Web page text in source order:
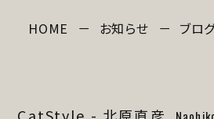
HOME お知らせ ブロ